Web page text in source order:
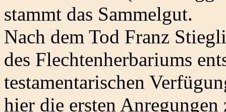
stammt das Sammelgut.
Nach dem Tod Franz
des Flechtenherbariums
testamentarischen
hier die ersten